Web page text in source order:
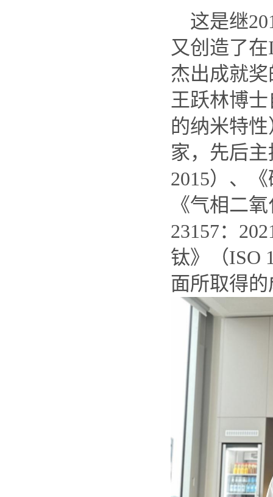
这是继
又创造了
杰出成就
王跃林博
的纳米特
家，先后
2015）、
《气相二
23157：
钛》（ISO
面所取得的